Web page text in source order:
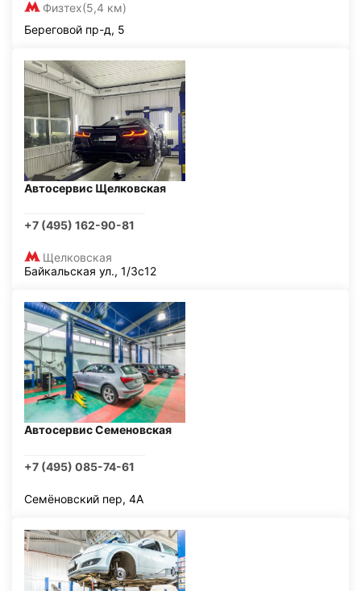
Физтех(5,4 км)
Береговой пр-д, 5
Автосервис Щелковская
+7 (495) 162-90-81
Щелковская
Байкальская ул., 1/3с12
Автосервис Семеновская
+7 (495) 085-74-61
Семёновский пер, 4А